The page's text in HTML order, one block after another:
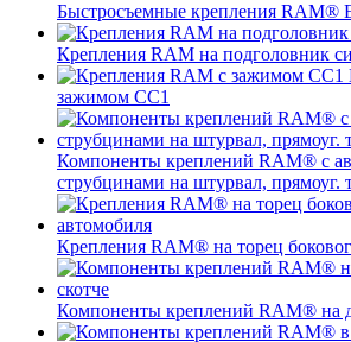
Быстросъемные крепления RAM®
Крепления RAM на подголовник
зажимом СС1
Компоненты креплений RAM® с
струбцинами на штурвал, прямоуг.
Крепления RAM® на торец
Компоненты креплений RAM® на